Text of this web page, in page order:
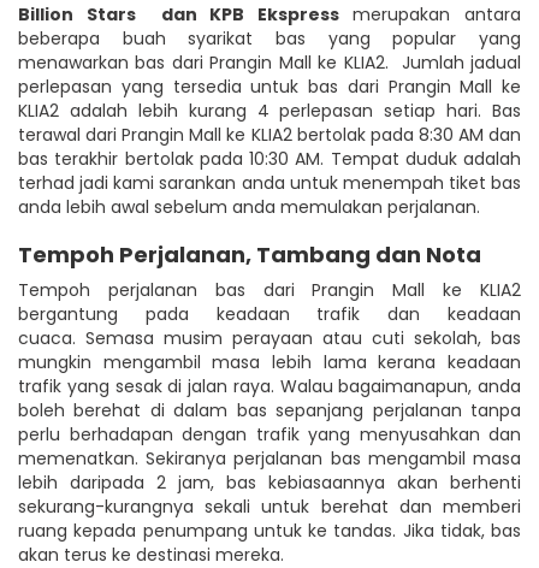
Billion Stars dan KPB Ekspressmerupakan antara
beberapa buah syarikat bas yang popular yang
menawarkan bas dari Prangin Mall ke KLIA2. Jumlah jadual
perlepasan yang tersedia untuk bas dari Prangin Mall ke
KLIA2 adalah lebih kurang 4 perlepasan setiap hari. Bas
terawal dari Prangin Mall ke KLIA2 bertolak pada 8:30 AM dan
bas terakhir bertolak pada 10:30 AM. Tempat duduk adalah
terhad jadi kami sarankan anda untuk menempah tiket bas
anda lebih awal sebelum anda memulakan perjalanan.
Tempoh Perjalanan, Tambang dan Nota
Tempoh perjalanan bas dari Prangin Mall ke KLIA2
bergantung pada keadaan trafik dan keadaan
cuaca. Semasa musim perayaan atau cuti sekolah, bas
mungkin mengambil masa lebih lama kerana keadaan
trafik yang sesak di jalan raya. Walau bagaimanapun, anda
boleh berehat di dalam bas sepanjang perjalanan tanpa
perlu berhadapan dengan trafik yang menyusahkan dan
memenatkan. Sekiranya perjalanan bas mengambil masa
lebih daripada 2 jam, bas kebiasaannya akan berhenti
sekurang-kurangnya sekali untuk berehat dan memberi
ruang kepada penumpang untuk ke tandas. Jika tidak, bas
akan terus ke destinasi mereka.